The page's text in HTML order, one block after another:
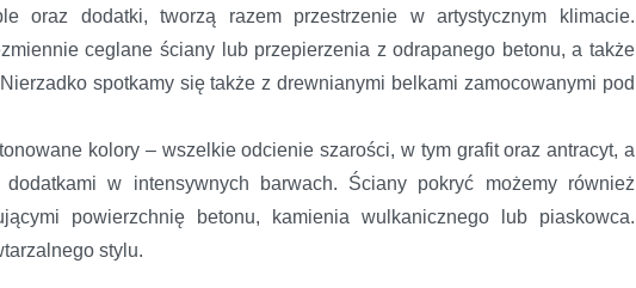
oraz dodatki, tworzą razem przestrzenie w artystycznym klimacie.
ceglane ściany lub przepierzenia z odrapanego betonu, a także
spotkamy się także z drewnianymi belkami zamocowanymi pod
kolory – wszelkie odcienie szarości, w tym grafit oraz antracyt, a
w intensywnych barwach. Ściany pokryć możemy również
powierzchnię betonu, kamienia wulkanicznego lub piaskowca.
stylu.